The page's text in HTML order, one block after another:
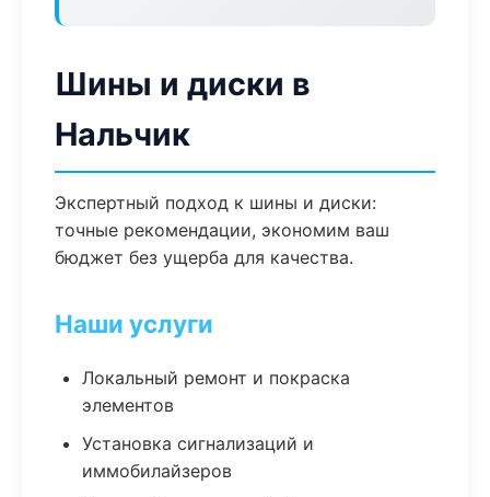
Шины и диски в
Нальчик
Экспертный подход к шины и диски:
точные рекомендации, экономим ваш
бюджет без ущерба для качества.
Наши услуги
Локальный ремонт и покраска
элементов
Установка сигнализаций и
иммобилайзеров